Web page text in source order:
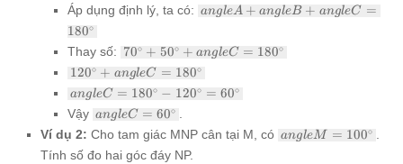
Áp dụng định lý, ta có: angle A
angle C
=
angleA + angleB + angleC =
180∘
Thay số: 70^\circ
50^\circ
+ angle
C =
70∘ + 50∘ + angleC = 180∘
120^\circ
+ angle
C =
180^\circ
120∘ + angleC = 180∘
angle C
=
180^\circ
-
120^\circ
angleC = 180∘ − 120∘ = 60∘
Vậy angle C
=
60^\circ
angleC = 60∘ .
Ví dụ 2: Cho tam giác MNP cân tại M, có angle M
angleM = 100∘ .
Tính số đo hai góc đáy NP.